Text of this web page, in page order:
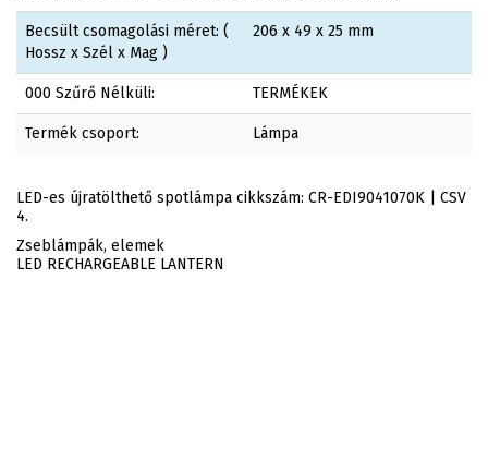
Becsült csomagolási méret: (
Hossz x Szél x Mag )
206 x 49 x 25 mm
000 Szűrő Nélküli: TERMÉKEK
Termék csoport: Lámpa
LED-es újratölthető spotlámpa cikkszám: CR-EDI9041070K | CSV
4.
Zseblámpák, elemek
LED RECHARGEABLE LANTERN